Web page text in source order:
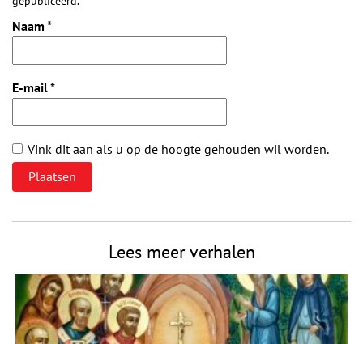
Naam *
E-mail*
Vink dit aan als u op de hoogte gehouden wil worden.
Lees meer verhalen